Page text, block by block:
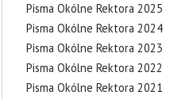
Pisma Okólne Rektora 2025
Pisma Okólne Rektora 2024
Pisma Okólne Rektora 2023
Pisma Okólne Rektora 2022
Pisma Okólne Rektora 2021